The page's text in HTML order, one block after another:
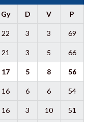
Gy D V P
22 3 3 69
21 3 5 66
17 5 8 56
16 6 6 54
16 3 10 51